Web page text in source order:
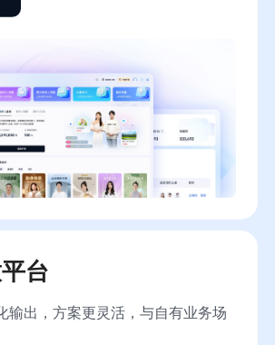
台
输出，方案更灵活，与自有业务场